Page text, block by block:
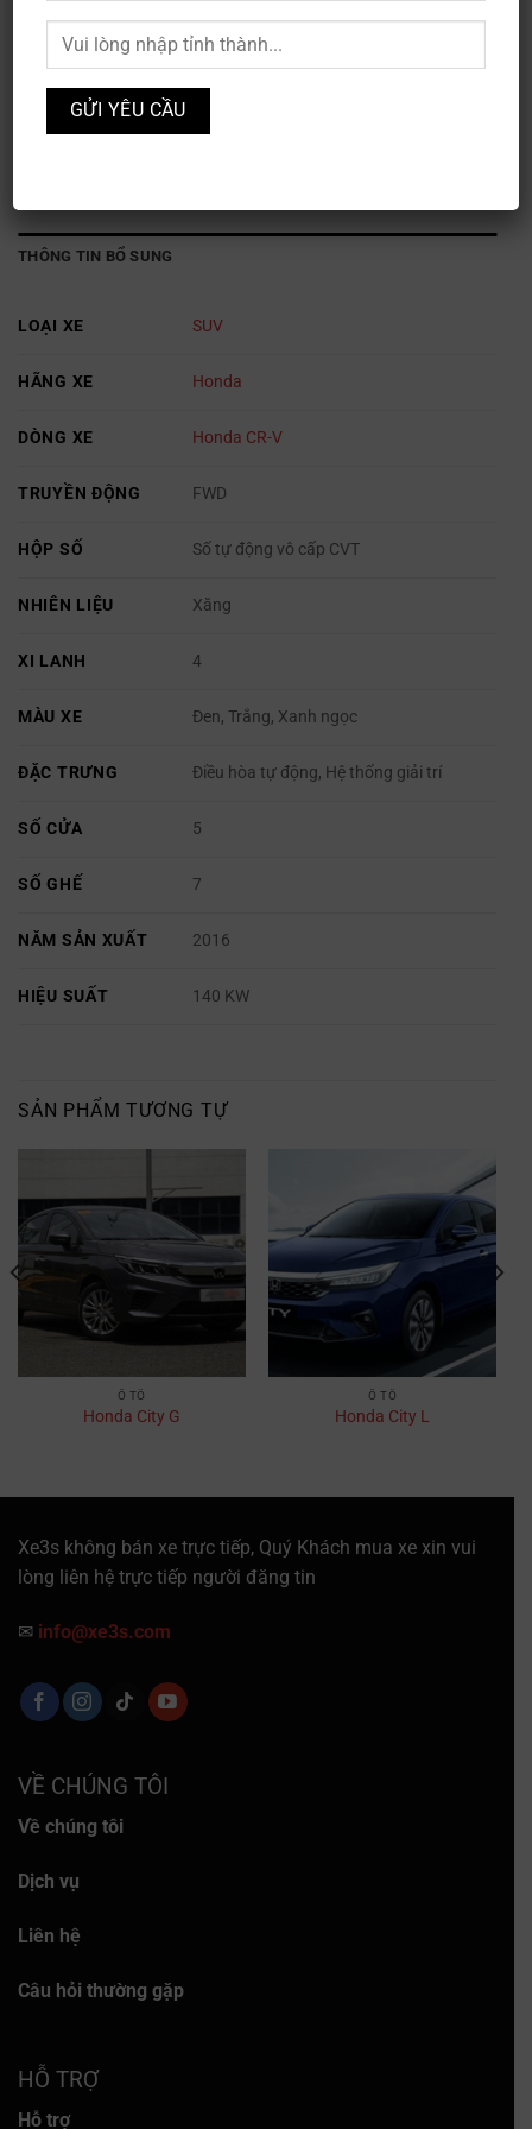
Danh mục:Honda, Ô TÔ
THÔNG TIN BỔ SUNG
LOẠI XE SUV
HÃNG XE Honda
DÒNG XE Honda CR-V
TRUYỀN ĐỘNG FWD
HỘP SỐ Số tự động vô cấp CVT
NHIÊN LIỆU Xăng
XI LANH 4
MÀU XE Đen, Trắng, Xanh ngọc
ĐẶC TRƯNG Điều hòa tự động, Hệ thống giải trí
SỐ CỬA 5
SỐ GHẾ 7
NĂM SẢN XUẤT 2016
HIỆU SUẤT 140 KW
SẢN PHẨM TƯƠNG TỰ
Ô TÔ
Honda City G
Ô TÔ
Honda City L
Xe3s không bán xe trực tiếp, Quý Khách mua xe xin vui
lòng liên hệ trực tiếp người đăng tin
✉ info@xe3s.com
VỀ CHÚNG TÔI
Về chúng tôi
Dịch vụ
Liên hệ
Câu hỏi thường gặp
HỖ TRỢ
Hỗ trợ